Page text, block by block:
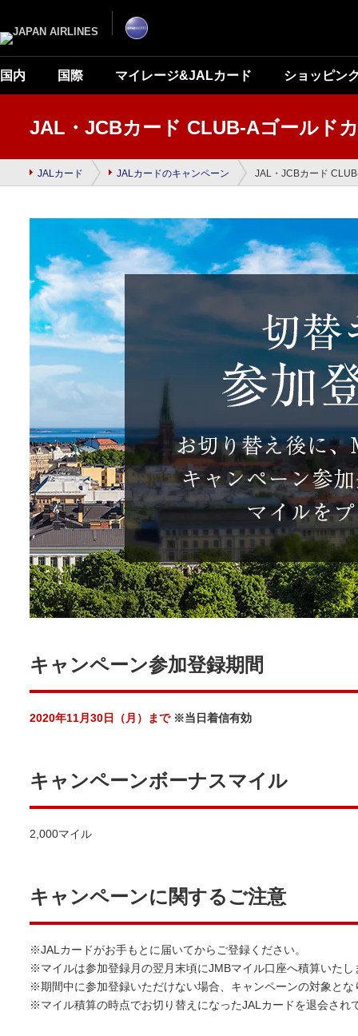
ー
シ
ョ
ン
を
文
国内 国際 マイレージ&JALカード ショッピン
ら
で
す
JAL・JCBカード CLUB-Aゴールド
JALカード JALカードのキャンペーン JAL・JCBカード
キャンペーン参加登録期間
2020年11月30日（月）まで※当日着信有効
キャンペーンボーナスマイル
2,000マイル
キャンペーンに関するご注意
※JALカードがお手もとに届いてからご登録ください。
※マイルは参加登録月の翌月末頃にJMBマイル口座へ積算いたし
※期間中に参加登録いただけない場合、キャンペーンの対象とな
※マイル積算の時点でお切り替えになったJALカードを退会され